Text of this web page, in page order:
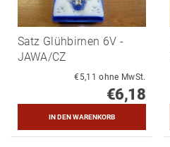
Satz Glühbirnen 6V -
JAWA/CZ
€5,11 ohne MwSt.
€6,18